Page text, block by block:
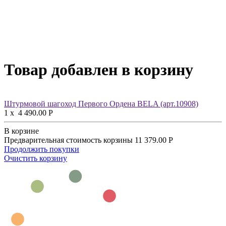
Товар добавлен в корзину
Штурмовой шагоход Первого Ордена BELA (арт.10908)
1 x 4 490.00 Р
В корзине
Предварительная стоимость корзины 11 379.00 Р
Продолжить покупки
Очистить корзину